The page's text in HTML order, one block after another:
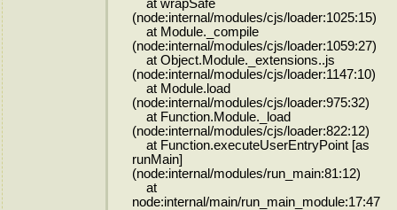
at wrapSafe
(node:internal/modules/cjs/loader:1025:15)
at Module._compile
(node:internal/modules/cjs/loader:1059:27)
at Object.Module._extensions..js
(node:internal/modules/cjs/loader:1147:10)
at Module.load
(node:internal/modules/cjs/loader:975:32)
at Function.Module._load
(node:internal/modules/cjs/loader:822:12)
at Function.executeUserEntryPoint [as
runMain]
(node:internal/modules/run_main:81:12)
at
node:internal/main/run_main_module:17:47